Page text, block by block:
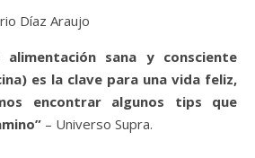
Díaz Araujo
sana y consciente
es la clave para una vida feliz,
encontrar algunos tips que
– Universo Supra.